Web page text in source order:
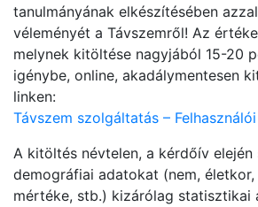
tanulmányának elkészítésében
véleményét a Távszemről! Az
melynek kitöltése nagyjából 15-20
igénybe, online, akadálymentesen
linken:
Távszem szolgáltatás –
A kitöltés névtelen, a kérdőív elején
demográfiai adatokat (nem,
mértéke, stb.) kizárólag statisztikai